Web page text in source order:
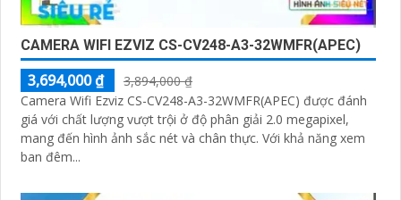
CAMERA WIFI EZVIZ CS-CV248-A3-32WMFR(APEC)
3,694,000 ₫
3,894,000 ₫
Camera Wifi Ezviz CS-CV248-A3-32WMFR(APEC) được đánh
giá với chất lượng vượt trội ở độ phân giải 2.0 megapixel,
mang đến hình ảnh sắc nét và chân thực. Với khả năng xem
ban đêm...